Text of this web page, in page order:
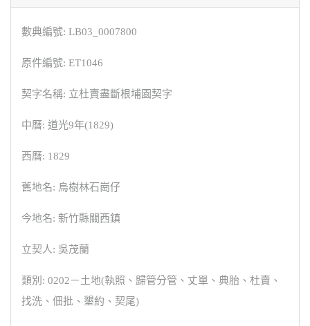
數典編號: LB03_0007800
原件編號: ET1046
契字名稱: 立杜賣盡斷根埔園契字
中曆: 道光9年(1829)
西曆: 1829
舊地名: 烏樹林石崗仔
今地名: 新竹縣關西鎮
立契人: 吳茂蘭
類別: 0202－土地(執照、歸管分管、丈單、典胎、杜賣、
找洗、佃批、墾約、契尾)